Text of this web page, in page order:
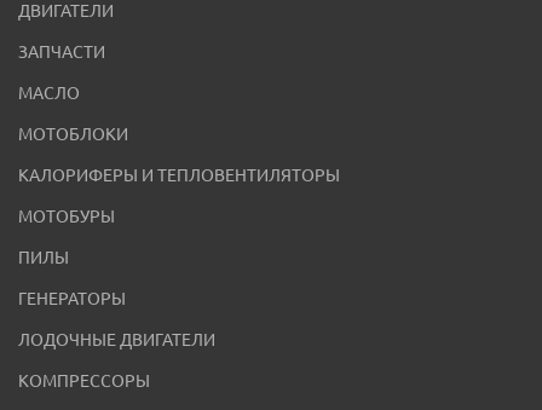
ДВИГАТЕЛИ
ЗАПЧАСТИ
МАСЛО
МОТОБЛОКИ
КАЛОРИФЕРЫ И ТЕПЛОВЕНТИЛЯТОРЫ
МОТОБУРЫ
ПИЛЫ
ГЕНЕРАТОРЫ
ЛОДОЧНЫЕ ДВИГАТЕЛИ
КОМПРЕССОРЫ